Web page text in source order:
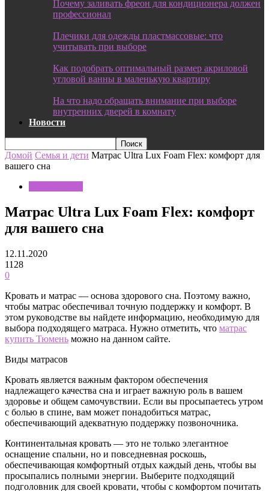
Почему заливать фреон для кондиционера должен
профессионал
Плечики для одежды пластмассовые: что
учитывать при выборе
Как подобрать оптимальный размер акриловой
угловой ванны в маленькую квартиру
На что надо обращать внимание при выборе
внутренних дверей в комнату
Новости
Домой Семья и дети Матрас Ultra Lux Foam Flex: комфорт для
вашего сна
Матрас Ultra Lux Foam Flex: комфорт
для вашего сна
12.11.2020
1128
0
Кровать и матрас — основа здорового сна. Поэтому важно,
чтобы матрас обеспечивал точную поддержку и комфорт. В
этом руководстве вы найдете информацию, необходимую для
выбора подходящего матраса. Нужно отметить, что матрас
купить Тюмень можно на данном сайте.
Виды матрасов
Кровать является важным фактором обеспечения
надлежащего качества сна и играет важную роль в вашем
здоровье и общем самочувствии. Если вы просыпаетесь утром
с болью в спине, вам может понадобиться матрас,
обеспечивающий адекватную поддержку позвоночника.
Континентальная кровать — это не только элегантное
оснащение спальни, но и повседневная роскошь,
обеспечивающая комфортный отдых каждый день, чтобы вы
просыпались полными энергии. Выберите подходящий
подголовник для своей кровати, чтобы с комфортом почитать